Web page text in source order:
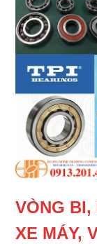
VÒNG
XE MÁY,